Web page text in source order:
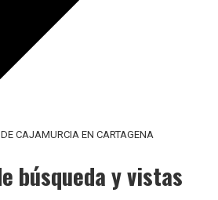
CAJAMURCIA EN CARTAGENA
búsqueda y vistas